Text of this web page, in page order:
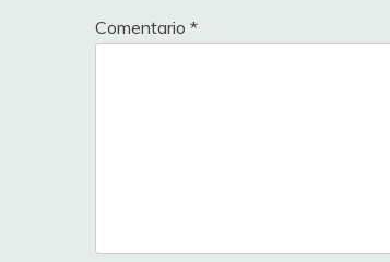
Comentario *